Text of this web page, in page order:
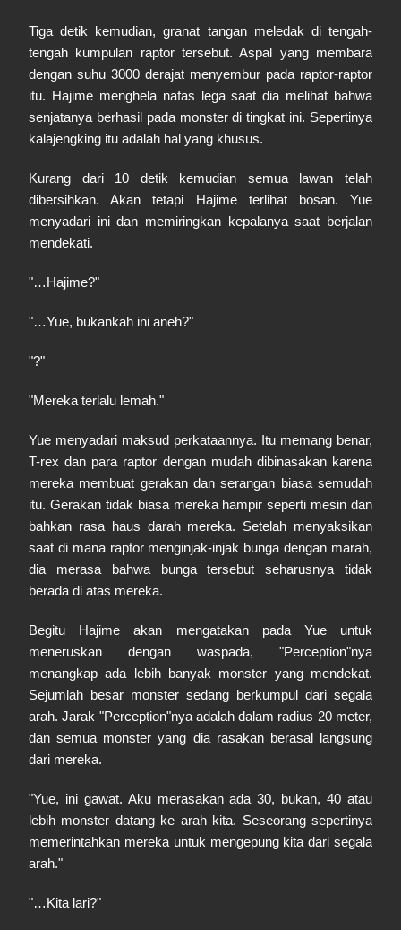
Tiga detik kemudian, granat tangan meledak di tengah-
tengah kumpulan raptor tersebut. Aspal yang membara
dengan suhu 3000 derajat menyembur pada raptor-raptor
itu. Hajime menghela nafas lega saat dia melihat bahwa
senjatanya berhasil pada monster di tingkat ini. Sepertinya
kalajengking itu adalah hal yang khusus.
Kurang dari 10 detik kemudian semua lawan telah
dibersihkan. Akan tetapi Hajime terlihat bosan. Yue
menyadari ini dan memiringkan kepalanya saat berjalan
mendekati.
"…Hajime?"
"…Yue, bukankah ini aneh?"
"?"
"Mereka terlalu lemah."
Yue menyadari maksud perkataannya. Itu memang benar,
T-rex dan para raptor dengan mudah dibinasakan karena
mereka membuat gerakan dan serangan biasa semudah
itu. Gerakan tidak biasa mereka hampir seperti mesin dan
bahkan rasa haus darah mereka. Setelah menyaksikan
saat di mana raptor menginjak-injak bunga dengan marah,
dia merasa bahwa bunga tersebut seharusnya tidak
berada di atas mereka.
Begitu Hajime akan mengatakan pada Yue untuk
meneruskan dengan waspada, "Perception"nya
menangkap ada lebih banyak monster yang mendekat.
Sejumlah besar monster sedang berkumpul dari segala
arah. Jarak "Perception"nya adalah dalam radius 20 meter,
dan semua monster yang dia rasakan berasal langsung
dari mereka.
"Yue, ini gawat. Aku merasakan ada 30, bukan, 40 atau
lebih monster datang ke arah kita. Seseorang sepertinya
memerintahkan mereka untuk mengepung kita dari segala
arah."
"…Kita lari?"